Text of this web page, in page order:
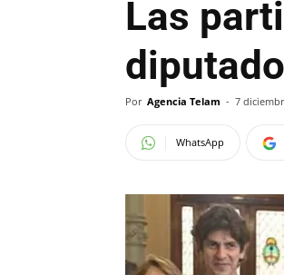
Las
Por Agencia Telam - 7
WhatsApp